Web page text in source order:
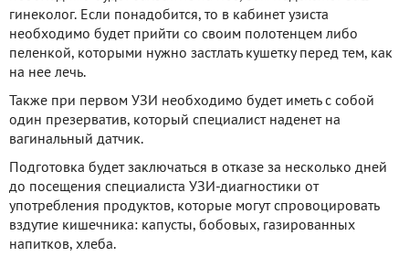
гинеколог. Если понадобится, то в кабинет узиста
необходимо будет прийти со своим полотенцем либо
пеленкой, которыми нужно застлать кушетку перед тем, как
на нее лечь.
Также при первом УЗИ необходимо будет иметь с собой
один презерватив, который специалист наденет на
вагинальный датчик.
Подготовка будет заключаться в отказе за несколько дней
до посещения специалиста УЗИ-диагностики от
употребления продуктов, которые могут спровоцировать
вздутие кишечника: капусты, бобовых, газированных
напитков, хлеба.